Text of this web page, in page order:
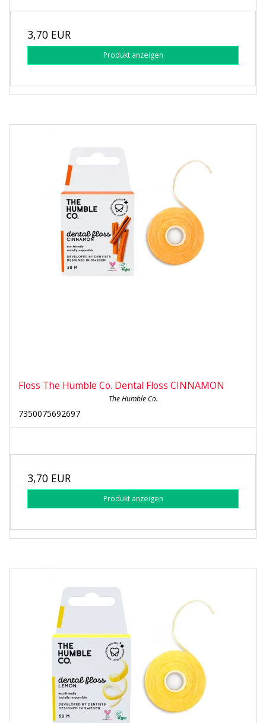
3,70 EUR
Produkt anzeigen
Floss The Humble Co. Dental Floss CINNAMON
The Humble Co.
7350075692697
3,70 EUR
Produkt anzeigen